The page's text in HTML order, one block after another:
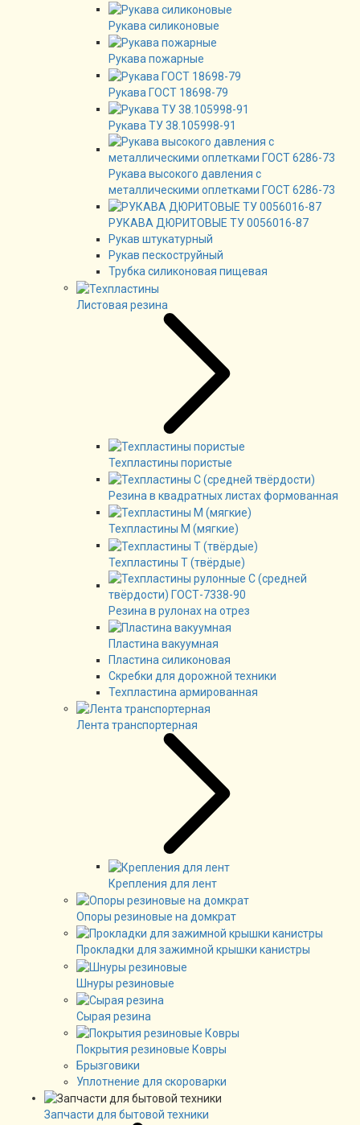
Рукава силиконовые
Рукава пожарные
Рукава ГОСТ 18698-79
Рукава ТУ 38.105998-91
Рукава высокого давления с
металлическими оплетками ГОСТ 6286-73
РУКАВА ДЮРИТОВЫЕ ТУ 0056016-87
Рукав штукатурный
Рукав пескоструйный
Трубка силиконовая пищевая
Листовая резина
Техпластины пористые
Резина в квадратных листах формованная
Техпластины М (мягкие)
Техпластины Т (твёрдые)
Резина в рулонах на отрез
Пластина вакуумная
Пластина силиконовая
Скребки для дорожной техники
Техпластина армированная
Лента транспортерная
Крепления для лент
Опоры резиновые на домкрат
Прокладки для зажимной крышки канистры
Шнуры резиновые
Сырая резина
Покрытия резиновые Ковры
Брызговики
Уплотнение для скороварки
Запчасти для бытовой техники